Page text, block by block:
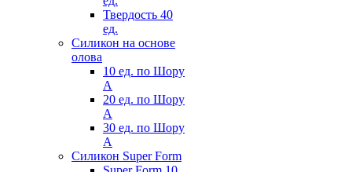
Твердость 40
ед.
Силикон на основе
олова
10 ед. по Шору
А
20 ед. по Шору
А
30 ед. по Шору
А
Силикон Super Form